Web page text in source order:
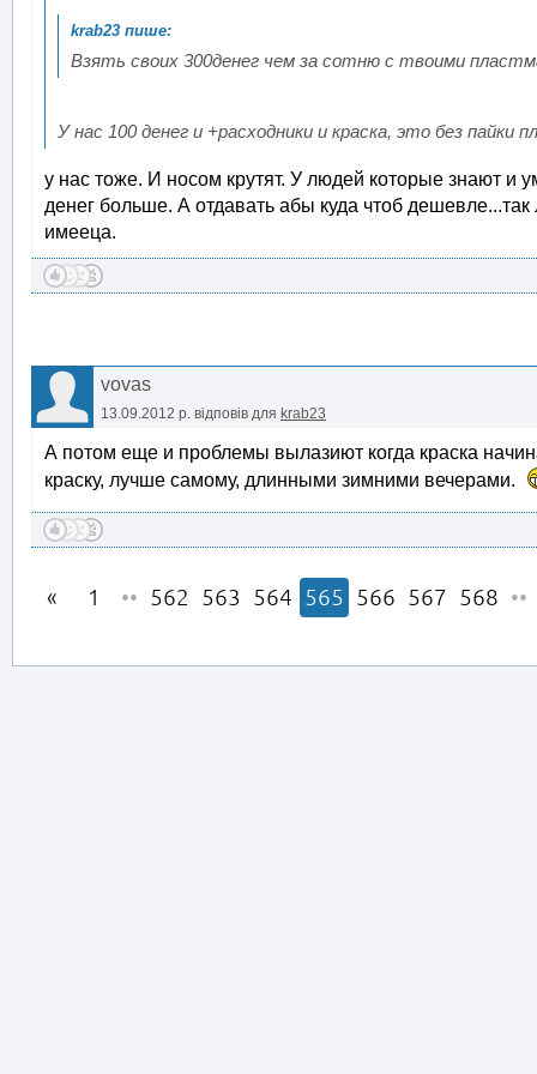
Взять своих 300денег чем за сотню с твоими
У нас 100 денег и +расходники и краска, это без пайки
у нас тоже. И носом крутят. У людей которые знают и
денег больше. А отдавать абы куда чтоб
имееца.
vovas
13.09.2012 р. відповів для krab23
А потом еще и проблемы вылазиют когда краска
краску, лучше самому, длинными зимними вечерами.
1 •• 562 563 564 565 566 567 568 ••